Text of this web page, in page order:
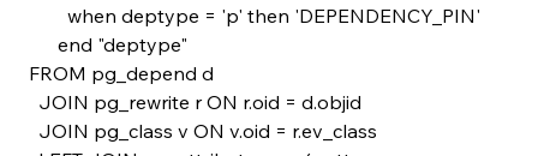
         when deptype = 'p' then 'DEPENDENCY_PIN'
       end "deptype"
FROM pg_depend d
   JOIN pg_rewrite r ON r.oid = d.objid
   JOIN pg_class v ON v.oid = r.ev_class